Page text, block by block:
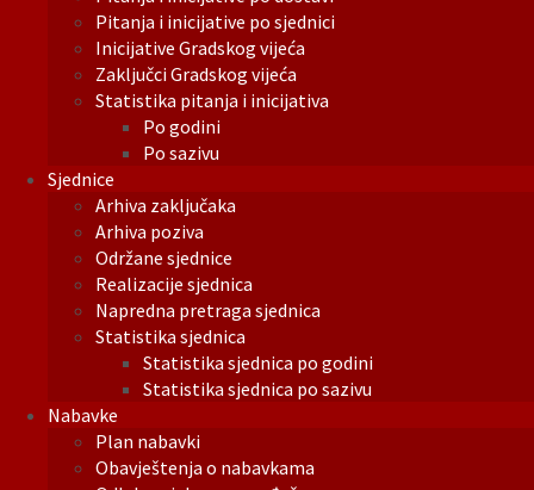
Pitanja i inicijative po sjednici
Inicijative Gradskog vijeća
Zaključci Gradskog vijeća
Statistika pitanja i inicijativa
Po godini
Po sazivu
Sjednice
Arhiva zaključaka
Arhiva poziva
Održane sjednice
Realizacije sjednica
Napredna pretraga sjednica
Statistika sjednica
Statistika sjednica po godini
Statistika sjednica po sazivu
Nabavke
Plan nabavki
Obavještenja o nabavkama